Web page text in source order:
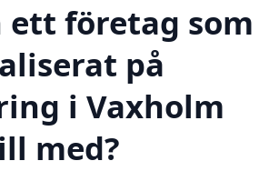
ett företag som
på
i Vaxholm
med?